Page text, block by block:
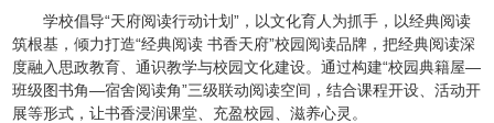
学校倡导“天府阅读行动计划”，以文化育人为抓手，以经典阅读
筑根基，倾力打造“经典阅读 书香天府”校园阅读品牌，把经典阅读深
度融入思政教育、通识教学与校园文化建设。通过构建“校园典籍屋—
班级图书角—宿舍阅读角”三级联动阅读空间，结合课程开设、活动开
展等形式，让书香浸润课堂、充盈校园、滋养心灵。